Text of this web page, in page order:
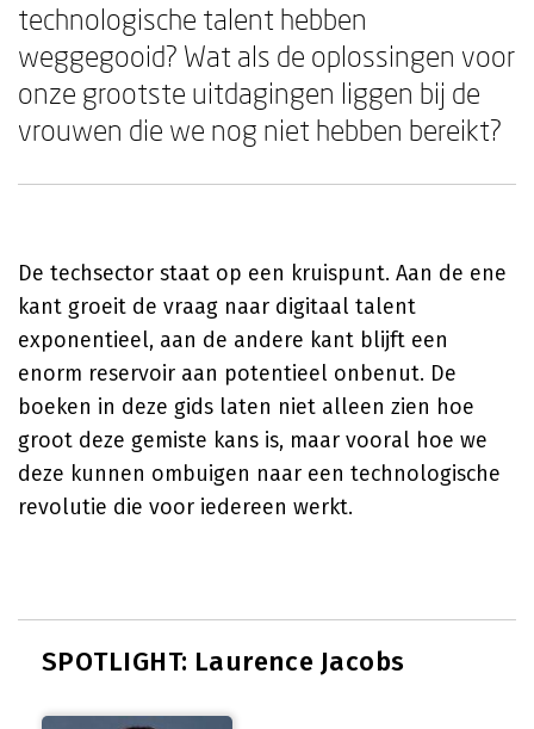
technologische talent hebben
weggegooid? Wat als de oplossingen voor
onze grootste uitdagingen liggen bij de
vrouwen die we nog niet hebben bereikt?
De techsector staat op een kruispunt. Aan de ene
kant groeit de vraag naar digitaal talent
exponentieel, aan de andere kant blijft een
enorm reservoir aan potentieel onbenut. De
boeken in deze gids laten niet alleen zien hoe
groot deze gemiste kans is, maar vooral hoe we
deze kunnen ombuigen naar een technologische
revolutie die voor iedereen werkt.
SPOTLIGHT: Laurence Jacobs